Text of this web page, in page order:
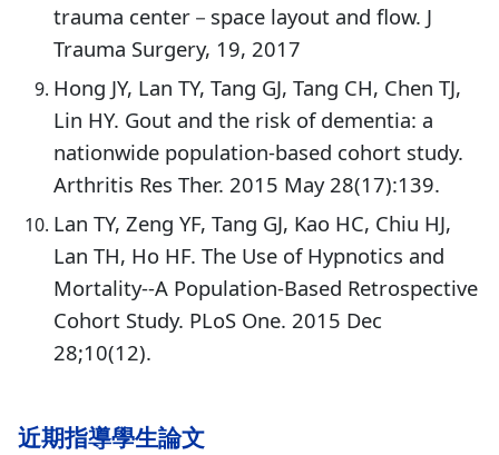
trauma center－space layout and flow. J
Trauma Surgery, 19, 2017
Hong JY, Lan TY, Tang GJ, Tang CH, Chen TJ,
Lin HY. Gout and the risk of dementia: a
nationwide population-based cohort study.
Arthritis Res Ther. 2015 May 28(17):139.
Lan TY, Zeng YF, Tang GJ, Kao HC, Chiu HJ,
Lan TH, Ho HF. The Use of Hypnotics and
Mortality--A Population-Based Retrospective
Cohort Study. PLoS One. 2015 Dec
28;10(12).
近期指導學生論文